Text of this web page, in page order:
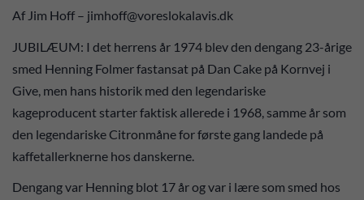
Af Jim Hoff – jimhoff@voreslokalavis.dk
JUBILÆUM: I det herrens år 1974 blev den dengang 23-årige
smed Henning Folmer fastansat på Dan Cake på Kornvej i
Give, men hans historik med den legendariske
kageproducent starter faktisk allerede i 1968, samme år som
den legendariske Citronmåne for første gang landede på
kaffetallerknerne hos danskerne.
Dengang var Henning blot 17 år og var i lære som smed hos